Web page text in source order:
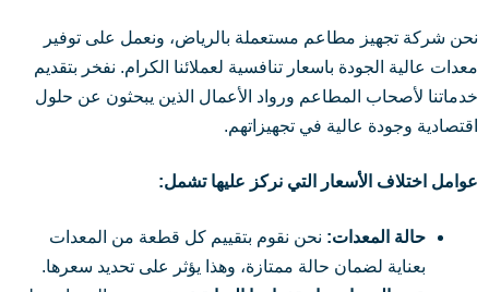
نحن شركة تجهيز مطاعم مستعملة بالرياض، ونعمل على توفير
معدات عالية الجودة باسعار تنافسية لعملائنا الكرام. نفخر بتقديم
خدماتنا لأصحاب المطاعم ورواد الأعمال الذين يبحثون عن حلول
اقتصادية وجودة عالية في تجهيزاتهم.
عوامل اختلاف الأسعار التي نركز عليها تشمل:
حالة المعدات:نحن نقوم بتقييم كل قطعة من المعدات
بعناية لضمان حالة ممتازة، وهذا يؤثر على تحديد سعرها.